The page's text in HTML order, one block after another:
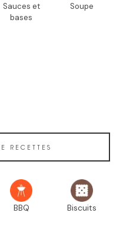
Sauces et
bases
Soupe
RECETTES
BBQ Biscuits